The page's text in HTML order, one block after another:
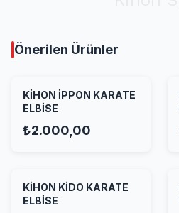
Önerilen Ürünler
KİHON İPPON KARATE
ELBİSE
₺2.000,00
KİHON KİDO KARATE
ELBİSE